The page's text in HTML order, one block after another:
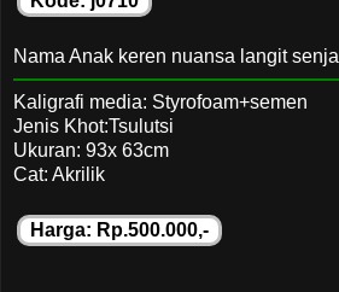
Nama Anak keren nuansa langit senja
Kaligrafi media: Styrofoam+semen
Jenis Khot:Tsulutsi
Ukuran: 93x 63cm
Cat: Akrilik
Harga: Rp.500.000,-